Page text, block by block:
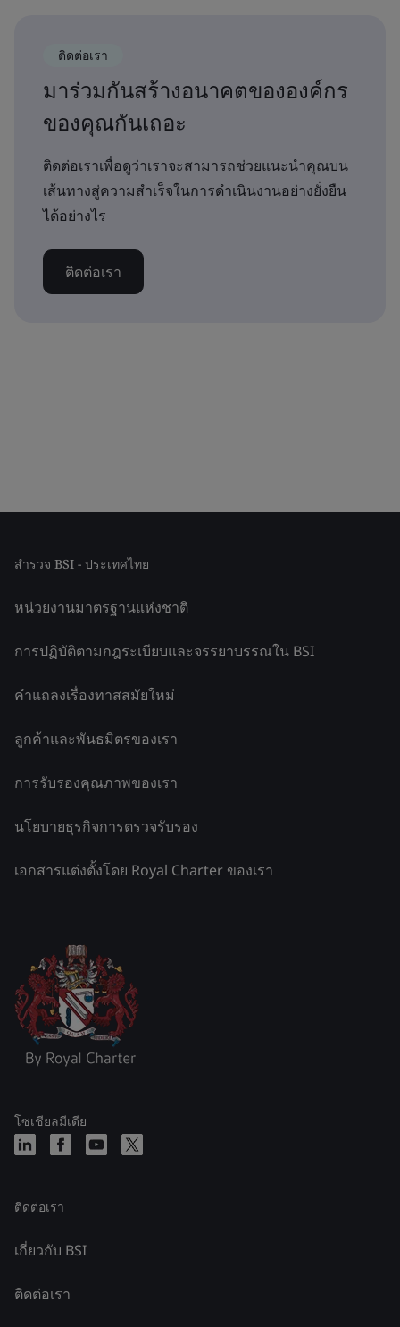
ติดต่อเรา
มาร่วมกันสร้างอนาคตขององค์กร
ของคุณกันเถอะ
ติดต่อเราเพื่อดูว่าเราจะสามารถช่วยแนะนำคุณบน
เส้นทางสู่ความสำเร็จในการดำเนินงานอย่างยั่งยืน
ได้อย่างไร
ติดต่อเรา
สำรวจ BSI - ประเทศไทย
หน่วยงานมาตรฐานแห่งชาติ
การปฏิบัติตามกฎระเบียบและจรรยาบรรณใน BSI
คำแถลงเรื่องทาสสมัยใหม่
ลูกค้าและพันธมิตรของเรา
การรับรองคุณภาพของเรา
นโยบายธุรกิจการตรวจรับรอง
เอกสารแต่งตั้งโดย Royal Charter ของเรา
โซเชียลมีเดีย
ติดต่อเรา
เกี่ยวกับ BSI
ติดต่อเรา